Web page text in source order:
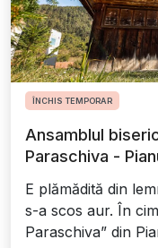
ÎNCHIS TEMPORAR
Ansamblul
Paraschiva -
E plămădită din
s-a scos aur. În
Paraschiva” din